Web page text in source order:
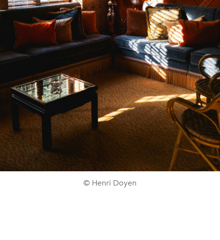
© Henri Doyen